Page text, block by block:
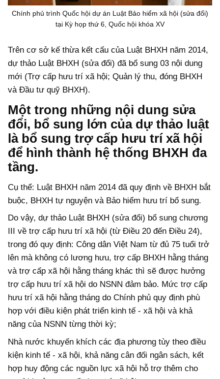
Chính phủ trình Quốc hội dự án Luật Bảo hiểm xã hội (sửa đổi)
tại Kỳ họp thứ 6, Quốc hội khóa XV
Trên cơ sở kế thừa kết cấu của Luật BHXH năm 2014,
dự thảo Luật BHXH (sửa đổi) đã bổ sung 03 nội dung
mới (Trợ cấp hưu trí xã hội; Quản lý thu, đóng BHXH
và Đầu tư quỹ BHXH).
Một trong những nội dung sửa
đổi, bổ sung lớn của dự thảo luật
là bổ sung trợ cấp hưu trí xã hội
để hình thành hệ thống BHXH đa
tầng.
Cụ thể: Luật BHXH năm 2014 đã quy định về BHXH bắt
buộc, BHXH tự nguyện và Bảo hiểm hưu trí bổ sung.
Do vậy, dự thảo Luật BHXH (sửa đổi) bổ sung chương
III về trợ cấp hưu trí xã hội (từ Điều 20 đến Điều 24),
trong đó quy định: Công dân Việt Nam từ đủ 75 tuổi trở
lên mà không có lương hưu, trợ cấp BHXH hằng tháng
và trợ cấp xã hội hằng tháng khác thì sẽ được hưởng
trợ cấp hưu trí xã hội do NSNN đảm bảo. Mức trợ cấp
hưu trí xã hội hằng tháng do Chính phủ quy định phù
hợp với điều kiện phát triển kinh tế - xã hội và khả
năng của NSNN từng thời kỳ;
Nhà nước khuyến khích các địa phương tùy theo điều
kiện kinh tế - xã hội, khả năng cân đối ngân sách, kết
hợp huy động các nguồn lực xã hội hỗ trợ thêm cho